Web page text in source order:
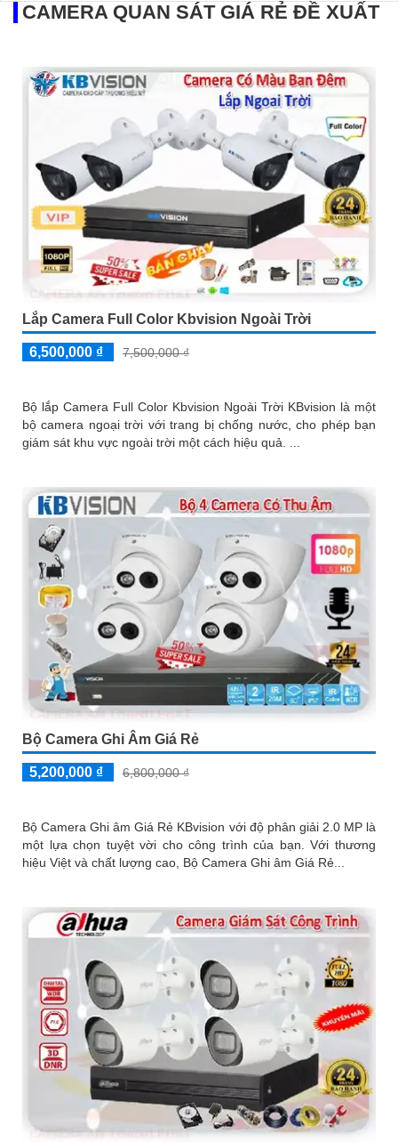
CAMERA QUAN SÁT GIÁ RẺ ĐỀ XUẤT
Lắp Camera Full Color Kbvision Ngoài Trời
6,500,000 ₫ 7,500,000 ₫
Bộ lắp Camera Full Color Kbvision Ngoài Trời KBvision là một
bộ camera ngoại trời với trang bị chống nước, cho phép bạn
giám sát khu vực ngoài trời một cách hiệu quả. ...
Bộ Camera Ghi Âm Giá Rẻ
5,200,000 ₫ 6,800,000 ₫
Bộ Camera Ghi âm Giá Rẻ KBvision với độ phân giải 2.0 MP là
một lựa chọn tuyệt vời cho công trình của bạn. Với thương
hiệu Việt và chất lượng cao, Bộ Camera Ghi âm Giá Rẻ...